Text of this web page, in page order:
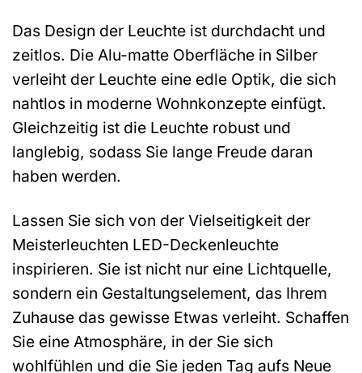
Das Design der Leuchte ist durchdacht und
zeitlos. Die Alu-matte Oberfläche in Silber
verleiht der Leuchte eine edle Optik, die sich
nahtlos in moderne Wohnkonzepte einfügt.
Gleichzeitig ist die Leuchte robust und
langlebig, sodass Sie lange Freude daran
haben werden.
Lassen Sie sich von der Vielseitigkeit der
Meisterleuchten LED-Deckenleuchte
inspirieren. Sie ist nicht nur eine Lichtquelle,
sondern ein Gestaltungselement, das Ihrem
Zuhause das gewisse Etwas verleiht. Schaffen
Sie eine Atmosphäre, in der Sie sich
wohlfühlen und die Sie jeden Tag aufs Neue